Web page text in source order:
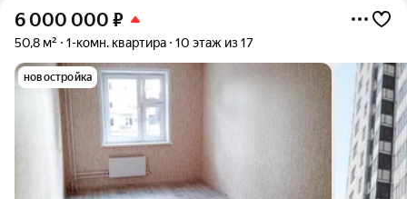
6 000 000 ₽
50,8 м² 1-комн. квартира 10 этаж из 17
новостройка